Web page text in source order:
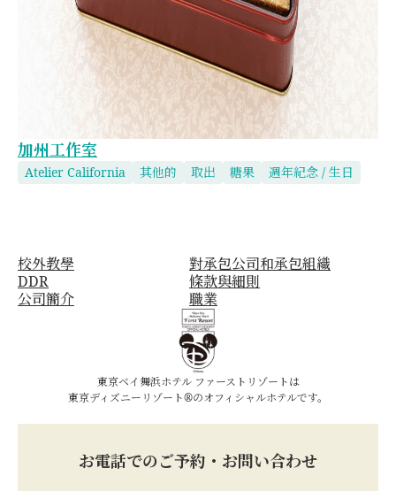
加州工作室
Atelier California 其他的 取出 糖果 週年紀念 / 生日
校外教學
對承包公司和承包組織
DDR
條款與細則
公司簡介
職業
東京ベイ舞浜ホテル ファーストリゾートは
東京ディズニーリゾート®のオフィシャルホテルです。
お電話でのご予約・お問い合わせ